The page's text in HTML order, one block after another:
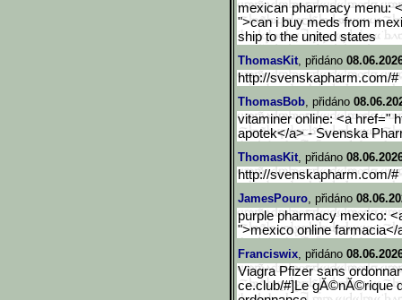
mexican pharmacy menu:
">can i buy meds from
ship to the united states
ThomasKit, přidáno
http://svenskapharm.com/
ThomasBob, přidáno
vitaminer online: <a href="
apotek</a> - Svenska
ThomasKit, přidáno
http://svenskapharm.com/
JamesPouro, přidáno
purple pharmacy mexico:
">mexico online
Franciswix, přidáno
Viagra Pfizer sans
ce.club/#]Le gĂ©nĂ©rique